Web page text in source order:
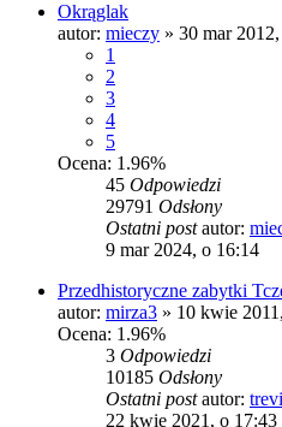
Okrąglak
autor: mieczy » 30 mar
1
2
3
4
5
Ocena: 1.96%
45 Odpowiedzi
29791 Odsłony
Ostatni postautor:
9 mar 2024, o 16:14
Przedhistoryczne zabytki
autor: mirza3 » 10 kwie
Ocena: 1.96%
3 Odpowiedzi
10185 Odsłony
Ostatni postautor:
22 kwie 2021, o 17:43